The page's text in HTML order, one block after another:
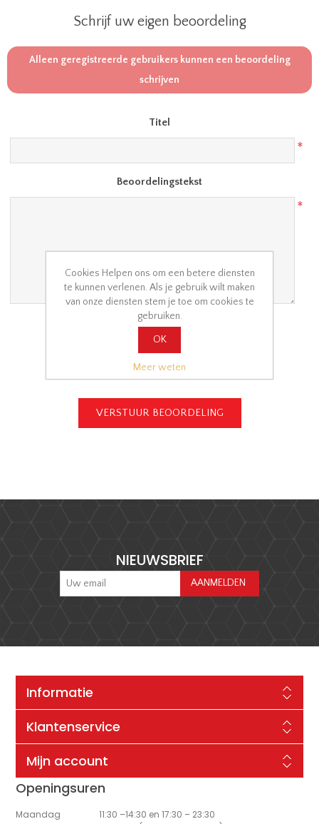
Schrijf uw eigen beoordeling
Alleen geregistreerde gebruikers kunnen een beoordeling
schrijven
Titel
*
Beoordelingstekst
*
Waardering
NIEUWSBRIEF
Informatie
Klantenservice
Mijn account
Openingsuren
Maandag
11:30 –14:30 en 17:30 – 23:30
Cookies Helpen ons om een betere diensten
te kunnen verlenen. Als je gebruik wilt maken
van onze diensten stem je toe om cookies te
gebruiken.
OK
Meer weten